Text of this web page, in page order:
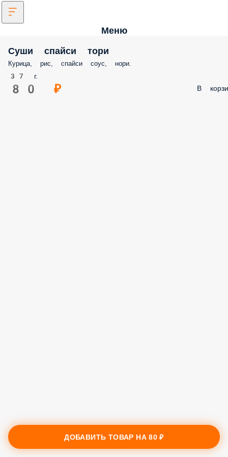
Меню
Суши спайси тори
Курица, рис, спайси соус, нори.
37 г.
80 ₽ В
ДОБАВИТЬ ТОВАР НА80 ₽